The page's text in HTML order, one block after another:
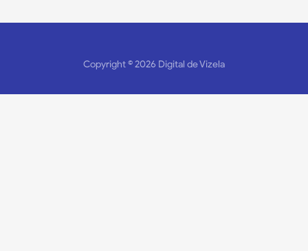
Copyright ©2026 Digital de Vizela